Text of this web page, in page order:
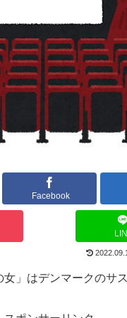
Facebook
女」はデンマークのサ